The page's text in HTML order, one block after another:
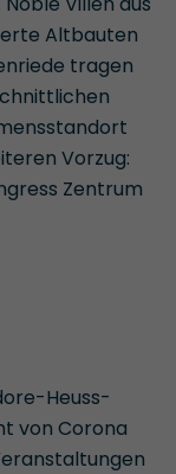
Altbauten
tragen
Vorzug:
Zentrum
Heuss-
von Corona